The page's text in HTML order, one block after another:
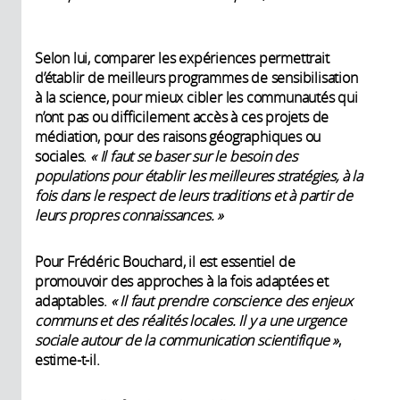
Selon lui, comparer les expériences permettrait
d’établir de meilleurs programmes de sensibilisation
à la science, pour mieux cibler les communautés qui
n’ont pas ou difficilement accès à ces projets de
médiation, pour des raisons géographiques ou
sociales. « Il faut se baser sur le besoin des
populations pour établir les meilleures stratégies, à la
fois dans le respect de leurs traditions et à partir de
leurs propres connaissances. »
Pour Frédéric Bouchard, il est essentiel de
promouvoir des approches à la fois adaptées et
adaptables. « Il faut prendre conscience des enjeux
communs et des réalités locales. Il y a une urgence
sociale autour de la communication scientifique »,
estime-t-il.